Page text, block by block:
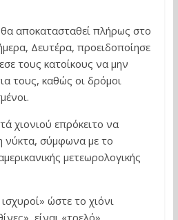
αποκατασταθεί πλήρως στο
Δευτέρα, προειδοποίησε
τους κατοίκους να μην
τους, καθώς οι δρόμοι
χιονιού επρόκειτο να
νύκτα, σύμφωνα με το
μετεωρολογικής
ώστε το χιόνι